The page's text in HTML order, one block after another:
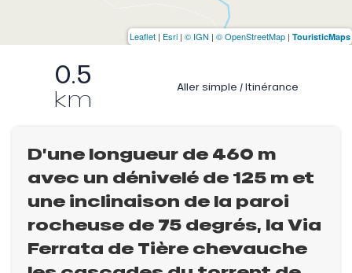
0.5
km Aller simple / Itinérance
D’une longueur de 460 m
avec un dénivelé de 125 m et
une inclinaison de la paroi
rocheuse de 75 degrés, la Via
Ferrata de Tière chevauche
Leaflet | Esri | © IGN | © OpenStreetMap | TouristicMaps